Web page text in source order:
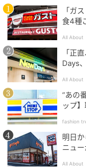
「ガ
食4種
All About
「正
Days
All About
“あの
ップ
fashion
明日
ニュ
All About